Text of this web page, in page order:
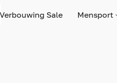
Verbouwing Sale Mensport